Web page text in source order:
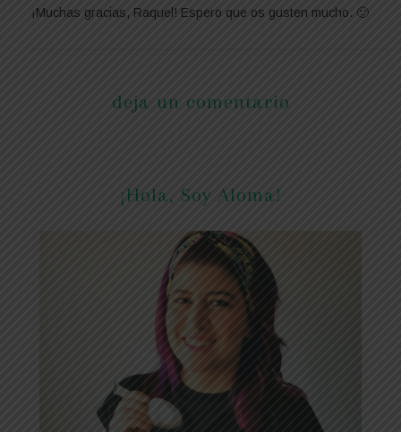
¡Muchas gracias, Raquel! Espero que os gusten mucho. 🙂
deja un comentario
¡Hola, Soy Aloma!